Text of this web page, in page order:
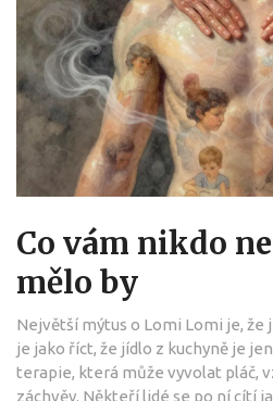
Co vám nikdo
mělo by
Největší mýtus o Lomi Lomi je, že
je jako říct, že jídlo z kuchyně je
terapie, která může vyvolat pláč,
záchvěv. Někteří lidé se po ní cítí